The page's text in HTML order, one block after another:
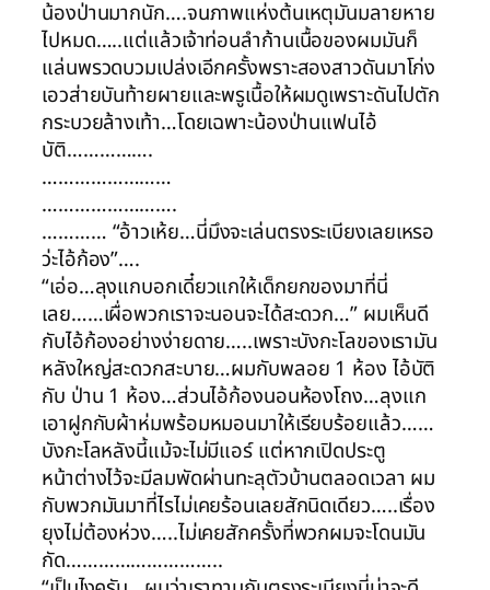
น้องป่านมากนัก….จนภาพแห่งต้นเหตุมันมลายหาย
ไปหมด…..แต่แล้วเจ้าท่อนลำก้านเนื้อของผมมันก็
แล่นพรวดบวมเปล่งเอีกครั้งพราะสองสาวดันมาโก่ง
เอวส่ายบันท้ายผายและพรูเนื้อให้ผมดูเพราะดันไปตัก
กระบวยล้างเท้า…โดยเฉพาะน้องป่านแฟนไอ้
บัติ…………….
……………………
…………………….
………… “อ้าวเห้ย…นี่มึงจะเล่นตรงระเบียงเลยเหรอ
ว่ะไอ้ก้อง”….
“เอ่อ…ลุงแกบอกเดี๋ยวแกให้เด็กยกของมาที่นี่
เลย……เผื่อพวกเราจะนอนจะได้สะดวก…” ผมเห็นดี
กับไอ้ก้องอย่างง่ายดาย…..เพราะบังกะโลของเรามัน
หลังใหญ่สะดวกสะบาย…ผมกับพลอย 1 ห้อง ไอ้บัติ
กับ ป่าน 1 ห้อง…ส่วนไอ้ก้องนอนห้องโถง…ลุงแก
เอาฝูกกับผ้าห่มพร้อมหมอนมาให้เรียบร้อยแล้ว……
บังกะโลหลังนี้แม้จะไม่มีแอร์ แต่หากเปิดประตู
หน้าต่างไว้จะมีลมพัดผ่านทะลุตัวบ้านตลอดเวลา ผม
กับพวกมันมาที่ไรไม่เคยร้อนเลยสักนิดเดียว…..เรื่อง
ยุงไม่ต้องห่วง…..ไม่เคยสักครั้งที่พวกผมจะโดนมัน
กัด………………………..